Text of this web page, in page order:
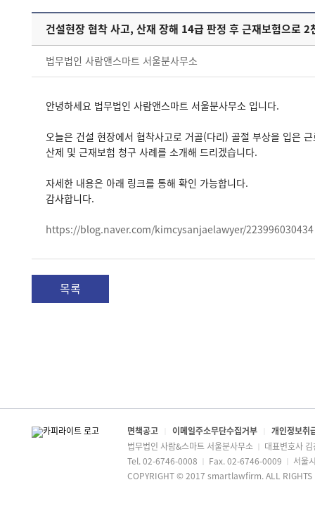
건설현장 협착 사고, 산재 장해 14급 판정 후 근재보험으로 2
법무법인 사람앤스마트 서울분사무소
안녕하세요 법무법인 사람앤스마트 서울분사무소 입니다.
오늘은 건설 현장에서 협착사고로 거골(다리) 골절 부상을 입은 근
산제 및 근재보험 청구 사례를 소개해 드리겠습니다.
자세한 내용은 아래 링크를 통해 확인 가능합니다.
감사합니다.
https://blog.naver.com/kimcysanjaelawyer/223996030434
목록
면책공고 이메일주소무단수집거부
개인정보취
법무법인 사람&스마트 서울분사무소
대표변호사
Tel. 02-6746-0008
Fax. 02-6746-0009
서울
COPYRIGHT © 2017 smartlawfirm. ALL RIGHTS